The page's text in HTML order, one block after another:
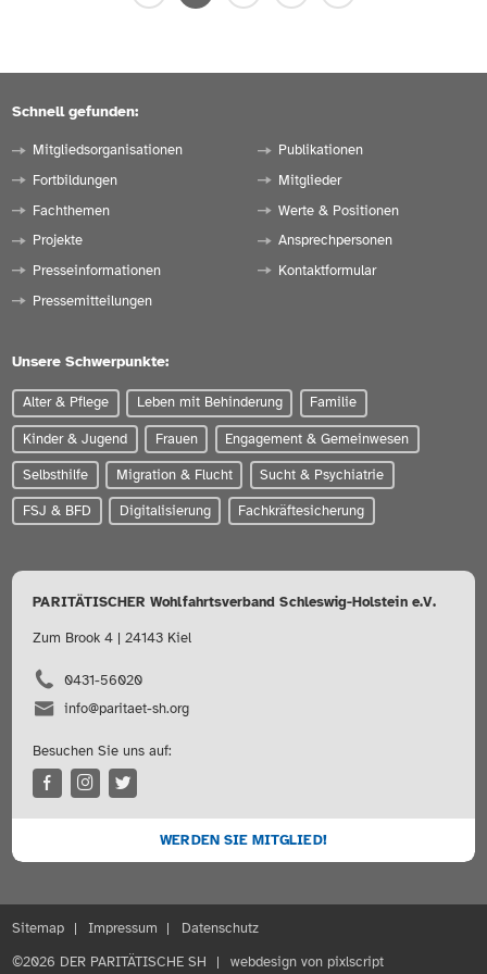
ZUR WEBSEITE
Schnell gefunden:
Mitgliedsorganisationen
Fortbildungen
Fachthemen
Projekte
Presseinformationen
Pressemitteilungen
Publikationen
Mitglieder
Werte & Positionen
Ansprechpersonen
Kontaktformular
Unsere Schwerpunkte:
Alter & Pflege Leben mit Behinderung Familie
Kinder & Jugend Frauen Engagement & Gemeinwesen
Selbsthilfe Migration & Flucht Sucht & Psychiatrie
FSJ & BFD Digitalisierung Fachkräftesicherung
PARITÄTISCHER Wohlfahrtsverband Schleswig-Holstein e.V.
Zum Brook 4 | 24143 Kiel
0431-56020
info@paritaet-sh.org
Besuchen Sie uns auf:
WERDEN SIE MITGLIED!
Sitemap Impressum
Datenschutz
©2026 DER PARITÄTISCHE SH
webdesign von pixlscript